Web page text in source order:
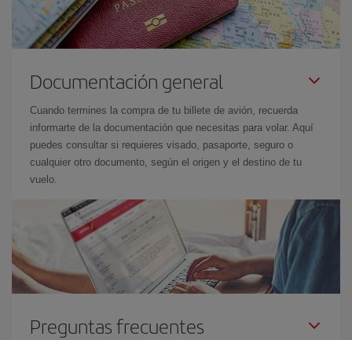
Documentación general
Cuando termines la compra de tu billete de avión, recuerda
informarte de la documentación que necesitas para volar. Aquí
puedes consultar si requieres visado, pasaporte, seguro o
cualquier otro documento, según el origen y el destino de tu
vuelo.
Preguntas frecuentes